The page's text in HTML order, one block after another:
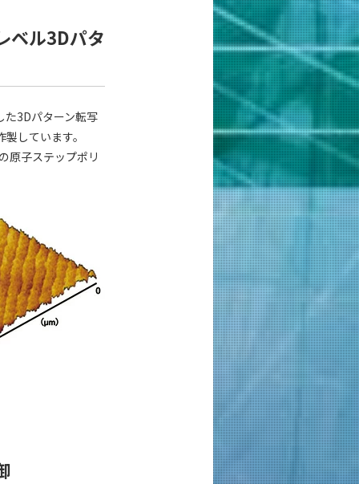
ベル3Dパタ
た3Dパターン転写
しています。
原子ステップポリ